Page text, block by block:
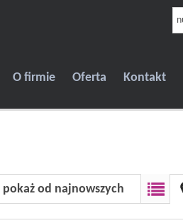
O firmie Oferta Kontakt
pokaż od najnowszych